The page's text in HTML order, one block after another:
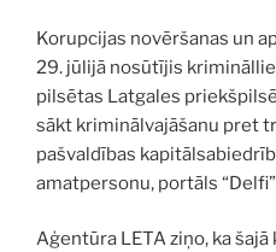
Korupcijas novēršanas un
29. jūlijā nosūtījis
pilsētas Latgales
sākt kriminālvajāšanu pret
pašvaldības
amatpersonu, portāls
Aģentūra LETA ziņo, ka